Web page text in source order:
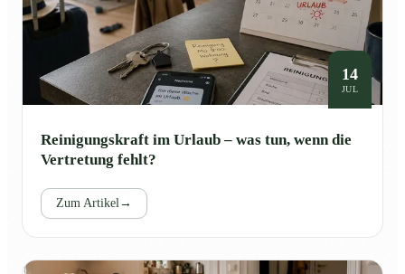
14
JUL
Reinigungskraft im Urlaub – was tun, wenn die
Vertretung fehlt?
Zum Artikel→